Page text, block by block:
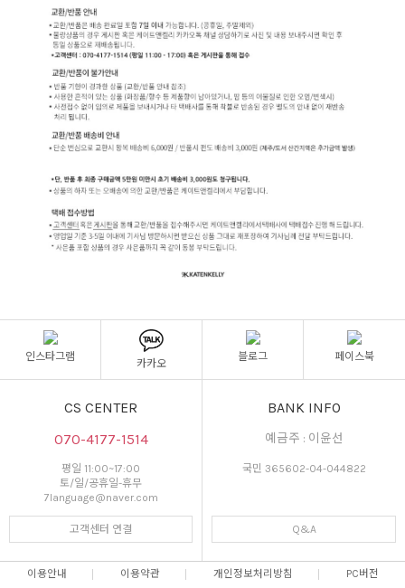
인스타그램
카카오
블로그 페이스북
CS CENTER
070-4177-1514
평일 11:00~17:00
토/일/공휴일-휴무
7language@naver.com
고객센터 연결
BANK INFO
예금주 : 이윤선
국민 365602-04-044822
Q&A
이용안내 이용약관 개인정보처리방침 PC버전